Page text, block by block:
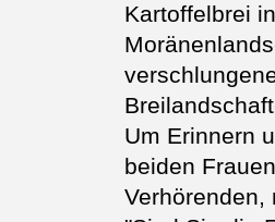
Kartoffelbrei
Um Erinnern
beiden
Verhörenden,